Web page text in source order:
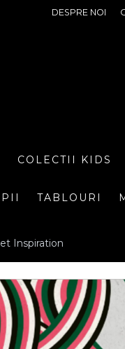
DESPRE NOI
COLECTII KIDS
TABLOURI
Inspiration